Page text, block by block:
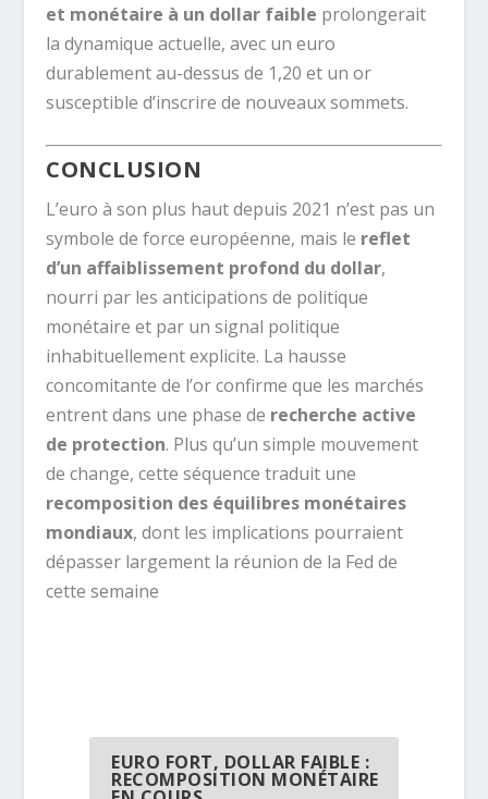
et monétaire à un dollar faible prolongerait
la dynamique actuelle, avec un euro
durablement au-dessus de 1,20 et un or
susceptible d’inscrire de nouveaux sommets.
CONCLUSION
L’euro à son plus haut depuis 2021 n’est pas un
symbole de force européenne, mais le reflet
d’un affaiblissement profond du dollar,
nourri par les anticipations de politique
monétaire et par un signal politique
inhabituellement explicite. La hausse
concomitante de l’or confirme que les marchés
entrent dans une phase de recherche active
de protection. Plus qu’un simple mouvement
de change, cette séquence traduit une
recomposition des équilibres monétaires
mondiaux, dont les implications pourraient
dépasser largement la réunion de la Fed de
cette semaine
EURO FORT, DOLLAR FAIBLE :
RECOMPOSITION MONÉTAIRE